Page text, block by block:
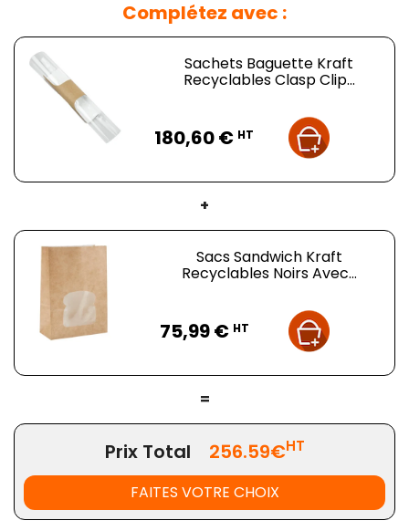
Complétez avec :
Sachets Baguette Kraft
Recyclables Clasp Clip...
180,60 € HT
+
Sacs Sandwich Kraft
Recyclables Noirs Avec...
75,99 € HT
=
Prix Total 256.59€HT
FAITES VOTRE CHOIX